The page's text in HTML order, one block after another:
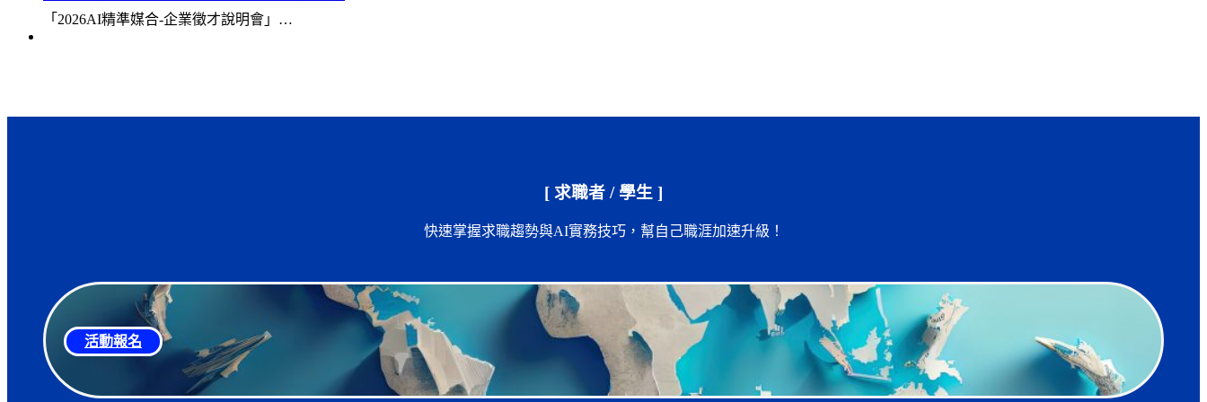
「2026AI精準媒合-企業徵才說明會」…
[ 求職者 / 學生 ]
快速掌握求職趨勢與AI實務技巧，幫自己職涯加速升級！
活動報名